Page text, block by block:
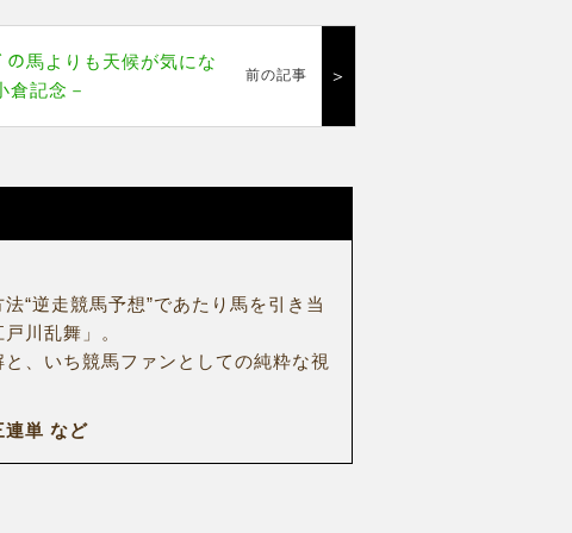
の馬よりも天候が気にな
倉記念－
前の記事 ＞
“逆走競馬予想”であたり馬を引き当
川乱舞」。
、いち競馬ファンとしての純粋な視
連単 など